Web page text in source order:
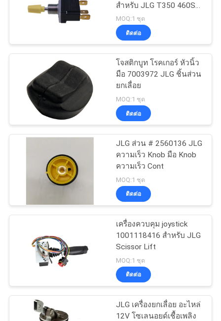
ติดต่อ
เรา
เสนอ
เว็บไซต์
PRIVACY
POLICY
ตัวควบคุมมอเตอร์
กระแสตรง
รูปลอกลิฟท์ทาง
อากาศ
20
ชุดควบคุม
อิเล็กทรอนิกส์ ECU
26
สําหรับ JLG T350 460SJ
660SJ 1532E2 1532E3
1932E2
MOQ:1 ชุด
ติดต่อ
โจสติกบูท โรคเกอร์ หัวนิ้ว
มือ 7003972 JLG ชิ้นส่วน
ยกเลื่อย
MOQ:1 ชุด
ติดต่อ
JLG ส่วน # 2560136 JLG
ความเร็ว Knob มือ Knob
ความเร็ว Cont
MOQ:1 ชุด
ติดต่อ
เครื่องควบคุม joystick
1001118416 สําหรับ JLG
Scissor Lift
MOQ:1 ชุด
ติดต่อ
JLG เครื่องยกเลื่อย อะไหล่
12V โซเลนอยด์เชื้อเพลิง